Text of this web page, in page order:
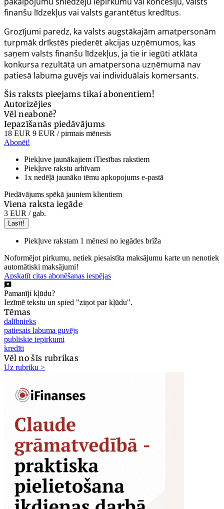
finanšu līdzekļus vai valsts garantētus kredītus.
Grozījumi paredz, ka valsts augstākajām amatpersonām
turpmāk drīkstēs piederēt akcijas uzņēmumos, kas
saņem valsts finanšu līdzekļus, ja tie ir iegūti atklāta
konkursa rezultātā un amatpersona uzņēmumā nav
patiesā labuma guvējs vai individuālais komersants.
Šis raksts pieejams tikai abonentiem!
Autorizējies
Vēl neabonē?
Iepazīšanās piedāvājums
18 EUR 9 EUR / pirmais mēnesis
Abonēt!
Piekļuve jaunākajiem iTiesības rakstiem
Piekļuve rakstu arhīvam
1x nedēļā jaunāko tēmu apkopojums e-pastā
Piedāvājums spēkā jauniem klientiem
Viena raksta iegāde
3 EUR / gab.
Lasīt!
Piekļuve rakstam 1 mēnesi no iegādes brīža
Noformējot pirkumu, netiek piesaistīta maksājumu karte un nenotiek
automātiski maksājumi!
Apskatīt citas abonēšanas iespējas
Pamanīji kļūdu?
Iezīmē tekstu un spied "ziņot par kļūdu".
Tēmas
dalībnieks
patiesais labuma guvējs
publiskie iepirkumi
kredīti
Vēl no šīs rubrikas
Uz rubriku >